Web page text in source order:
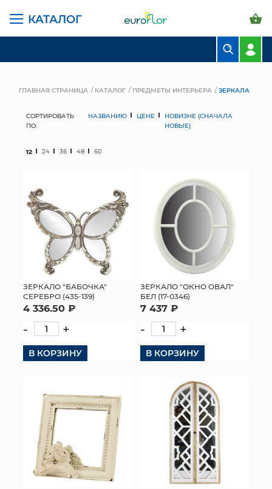
КАТАЛОГ
ГОРШКИ И КАШПО
ГРУНТЫ И УДОБРЕНИЯ
ПРЕДМЕТЫ ИНТЕРЬЕРА
МЯГКИЕ ИГРУШКИ
КОРЗИНЫ
ЯЩИКИ
ИСКУССТВЕННЫЕ ЦВЕТЫ
ПАКЕТЫ И СУМКИ
ПОДАРОЧНЫЕ КАРТЫ
ТОРГОВЫЙ ЦЕНТР
ГЛАВНАЯ СТРАНИЦА КАТАЛОГ ПРЕДМЕТЫ ИНТЕРЬЕРА ЗЕРКАЛА
СОРТИРОВАТЬ
ПО:
НАЗВАНИЮ ЦЕНЕ
НОВИЗНЕ (СНАЧАЛА
НОВЫЕ)
12 24 36 48 60
ЗЕРКАЛО "БАБОЧКА"
СЕРЕБРО (435-139)
4 336.50 ₽
- +
В КОРЗИНУ
ЗЕРКАЛО "ОКНО ОВАЛ"
БЕЛ (17-0346)
7 437 ₽
- +
В КОРЗИНУ